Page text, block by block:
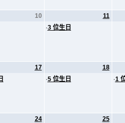
10
11
·3 位生日
17
18
·5 位生日 ·1
24
25